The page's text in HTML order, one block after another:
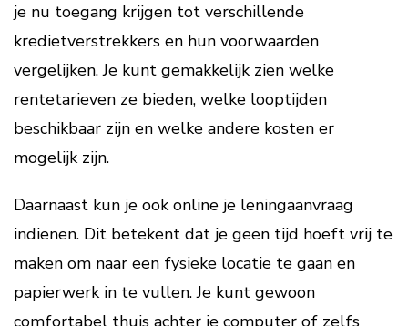
je nu toegang krijgen tot verschillende
kredietverstrekkers en hun voorwaarden
vergelijken. Je kunt gemakkelijk zien welke
rentetarieven ze bieden, welke looptijden
beschikbaar zijn en welke andere kosten er
mogelijk zijn.
Daarnaast kun je ook online je leningaanvraag
indienen. Dit betekent dat je geen tijd hoeft vrij te
maken om naar een fysieke locatie te gaan en
papierwerk in te vullen. Je kunt gewoon
comfortabel thuis achter je computer of zelfs